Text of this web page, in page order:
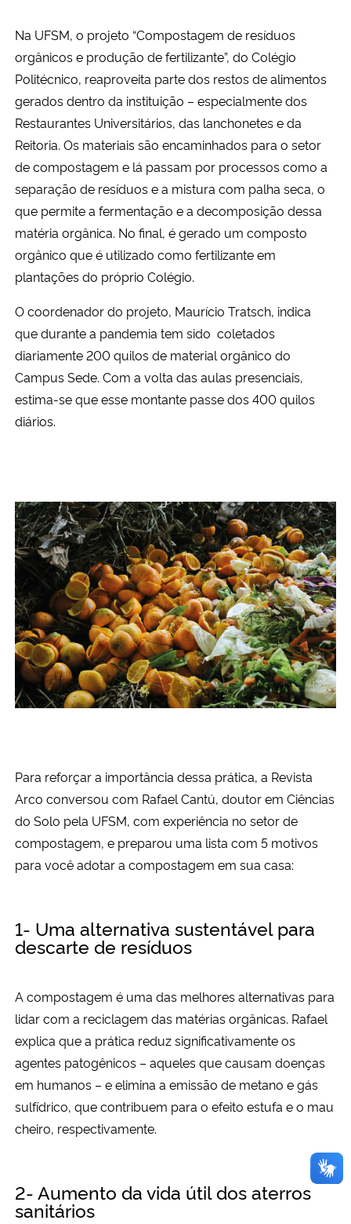
Na UFSM, o projeto “Compostagem de resíduos
orgânicos e produção de fertilizante”, do Colégio
Politécnico, reaproveita parte dos restos de alimentos
gerados dentro da instituição – especialmente dos
Restaurantes Universitários, das lanchonetes e da
Reitoria. Os materiais são encaminhados para o setor
de compostagem e lá passam por processos como a
separação de resíduos e a mistura com palha seca, o
que permite a fermentação e a decomposição dessa
matéria orgânica. No final, é gerado um composto
orgânico que é utilizado como fertilizante em
plantações do próprio Colégio.
O coordenador do projeto, Maurício Tratsch, indica
que durante a pandemia tem sido coletados
diariamente 200 quilos de material orgânico do
Campus Sede. Com a volta das aulas presenciais,
estima-se que esse montante passe dos 400 quilos
diários.
Para reforçar a importância dessa prática, a Revista
Arco conversou com Rafael Cantú, doutor em Ciências
do Solo pela UFSM, com experiência no setor de
compostagem, e preparou uma lista com 5 motivos
para você adotar a compostagem em sua casa:
1- Uma alternativa sustentável para
descarte de resíduos
A compostagem é uma das melhores alternativas para
lidar com a reciclagem das matérias orgânicas. Rafael
explica que a prática reduz significativamente os
agentes patogênicos – aqueles que causam doenças
em humanos – e elimina a emissão de metano e gás
sulfídrico, que contribuem para o efeito estufa e o mau
cheiro, respectivamente.
2- Aumento da vida útil dos aterros
sanitários